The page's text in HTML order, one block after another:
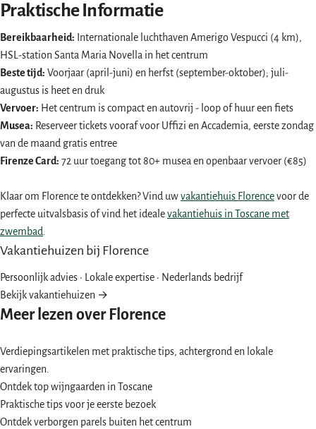
Praktische Informatie
Bereikbaarheid: Internationale luchthaven Amerigo Vespucci (4 km),
HSL-station Santa Maria Novella in het centrum
Beste tijd: Voorjaar (april-juni) en herfst (september-oktober); juli-
augustus is heet en druk
Vervoer: Het centrum is compact en autovrij - loop of huur een fiets
Musea: Reserveer tickets vooraf voor Uffizi en Accademia, eerste zondag
van de maand gratis entree
Firenze Card: 72 uur toegang tot 80+ musea en openbaar vervoer (€85)
Klaar om Florence te ontdekken? Vind uwvakantiehuis Florencevoor de
perfecte uitvalsbasis of vind het idealevakantiehuis in Toscane met
zwembad.
Vakantiehuizen bij Florence
Persoonlijk advies · Lokale expertise · Nederlands bedrijf
Bekijk vakantiehuizen →
Meer lezen over Florence
Verdiepingsartikelen met praktische tips, achtergrond en lokale
ervaringen.
Ontdek top wijngaarden in Toscane
Praktische tips voor je eerste bezoek
Ontdek verborgen parels buiten het centrum